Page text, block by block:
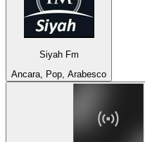
Siyah Fm
Ancara, Pop, Arabesco